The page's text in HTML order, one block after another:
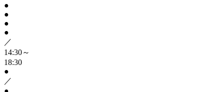
●
●
●
●
／
14:30～
18:30
●
／